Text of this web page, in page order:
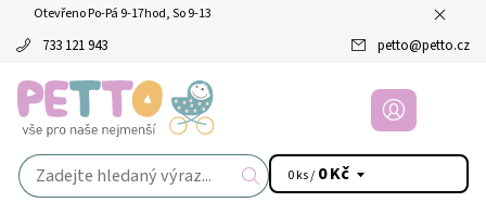
Otevřeno Po-Pá 9-17hod, So 9-13
733 121 943 petto@petto.cz
0 ks / 0 Kč